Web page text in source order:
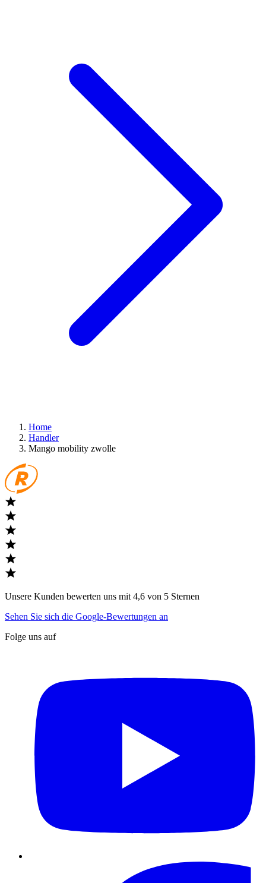
Home
Handler
Mango mobility zwolle
Unsere Kunden bewerten uns mit 4,6 von 5 Sternen
Sehen Sie sich die Google-Bewertungen an
Folge uns auf